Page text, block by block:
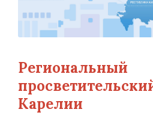
Региональный
Карелии